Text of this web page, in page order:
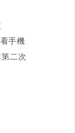
手機
二次